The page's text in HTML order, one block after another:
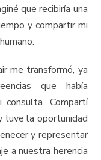
que recibiría una
y compartir mi
me transformó, ya
que había
Compartí
tuve la oportunidad
y representar
a nuestra herencia